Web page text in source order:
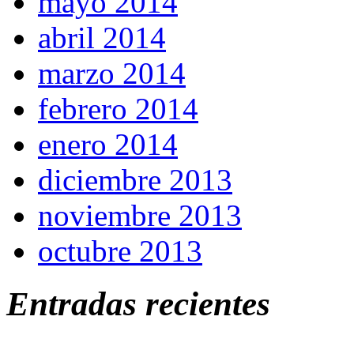
abril 2014
marzo 2014
febrero 2014
enero 2014
diciembre 2013
noviembre 2013
octubre 2013
Entradas recientes